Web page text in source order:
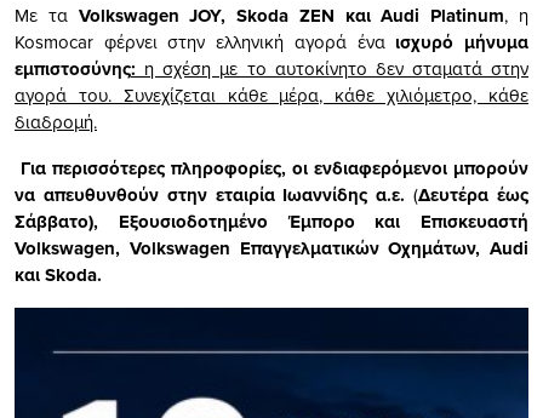
Με τα Volkswagen JOY, Skoda ZEN και Audi Platinum, η
Kosmocar φέρνει στην ελληνική αγορά ένα ισχυρό μήνυμα
εμπιστοσύνης: η σχέση με το αυτοκίνητο δεν σταματά στην
αγορά του. Συνεχίζεται κάθε μέρα, κάθε χιλιόμετρο, κάθε
διαδρομή.
Για περισσότερες πληροφορίες, οι ενδιαφερόμενοι μπορούν
να απευθυνθούν στην εταιρία Ιωαννίδης α.ε. (Δευτέρα έως
Σάββατο), Εξουσιοδοτημένο Έμπορο και Επισκευαστή
Volkswagen, Volkswagen Επαγγελματικών Οχημάτων, Audi
και Skoda.